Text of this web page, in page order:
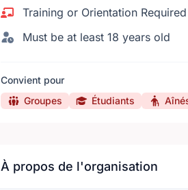
Training or Orientation Required
Must be at least 18 years old
Convient pour
Groupes
Étudiants
À propos de l'organisation